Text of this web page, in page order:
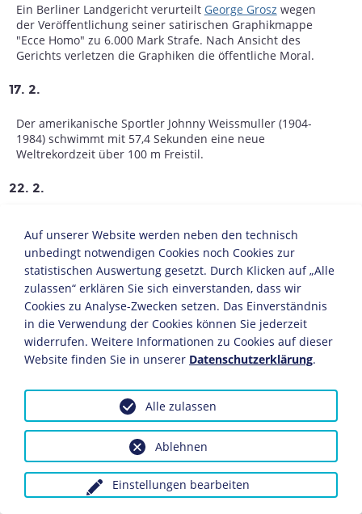
Ein Berliner Landgericht verurteilt George Grosz wegen
der Veröffentlichung seiner satirischen Graphikmappe
"Ecce Homo" zu 6.000 Mark Strafe. Nach Ansicht des
Gerichts verletzen die Graphiken die öffentliche Moral.
17. 2.
Der amerikanische Sportler Johnny Weissmuller (1904-
1984) schwimmt mit 57,4 Sekunden eine neue
Weltrekordzeit über 100 m Freistil.
22. 2.
KampfverbandReichsbanner Schwarz-Rot-Gold. Das
Reichsbanner will die Republik und ihre Institutionen
gegen die Kampfbünde der politischen Rechten und
Linken schützen.
26. 2.
Beginn des Hochverratsprozesses gegenAdolf Hitler ,
Erich Ludendorff und weitere am "Hitler-Putsch" vom
28. 2.
Friedrich Eberthebt den am 26.
September 1923 verhängten Ausnahmezustand auf.
Auf unserer Website werden neben den technisch
unbedingt notwendigen Cookies noch Cookies zur
statistischen Auswertung gesetzt. Durch Klicken auf „Alle
zulassen“ erklären Sie sich einverstanden, dass wir
Cookies zu Analyse-Zwecken setzen. Das Einverständnis
in die Verwendung der Cookies können Sie jederzeit
widerrufen. Weitere Informationen zu Cookies auf dieser
Website finden Sie in unserer Datenschutzerklärung.
Einstellungen bearbeiten
Ablehnen
Alle zulassen